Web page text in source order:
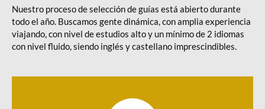
Nuestro proceso de selección de guías está abierto durante
todo el año. Buscamos gente dinámica, con amplia experiencia
viajando, con nivel de estudios alto y un mínimo de 2 idiomas
con nivel fluido, siendo inglés y castellano imprescindibles.